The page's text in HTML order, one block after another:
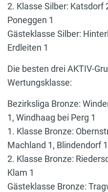
2. Klasse Silber: Katsdorf
Poneggen 1
Gästeklasse Silber:
Erdleiten 1
Die besten drei AKTIV-
Wertungsklasse:
Bezirksliga Bronze:
1, Windhaag bei Perg 1
1. Klasse Bronze:
Machland 1, Blindendorf 1
2. Klasse Bronze:
Klam 1
Gästeklasse Bronze: